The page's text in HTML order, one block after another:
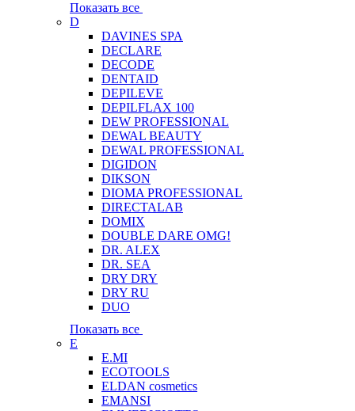
Показать все
D
DAVINES SPA
DECLARE
DECODE
DENTAID
DEPILEVE
DEPILFLAX 100
DEW PROFESSIONAL
DEWAL BEAUTY
DEWAL PROFESSIONAL
DIGIDON
DIKSON
DIOMA PROFESSIONAL
DIRECTALAB
DOMIX
DOUBLE DARE OMG!
DR. ALEX
DR. SEA
DRY DRY
DRY RU
DUO
Показать все
E
E.MI
ECOTOOLS
ELDAN cosmetics
EMANSI